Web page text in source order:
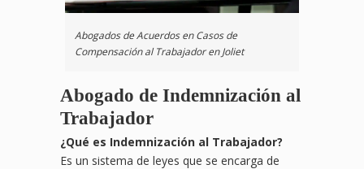
Abogados de Acuerdos en Casos de
Compensación al Trabajador en Joliet
Abogado de Indemnización al
Trabajador
¿Qué es Indemnización al Trabajador?
Es un sistema de leyes que se encarga de